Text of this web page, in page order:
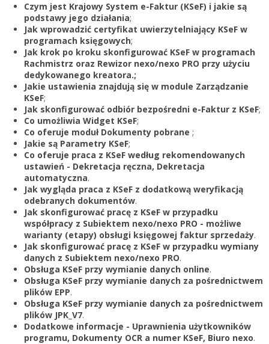
Zarejestruj
Czym jest Krajowy System e-Faktur (KSeF) i jakie są
podstawy jego działania;
Jak wprowadzić certyfikat uwierzytelniający KSeF w
programach księgowych;
Jak krok po kroku skonfigurować KSeF w programach
Rachmistrz oraz Rewizor nexo/nexo PRO przy użyciu
dedykowanego kreatora.;
Jakie ustawienia znajdują się w module Zarządzanie
KSeF;
Jak skonfigurować odbiór bezpośredni e-Faktur z KSeF;
Co umożliwia Widget KSeF;
Co oferuje moduł Dokumenty pobrane ;
Jakie są Parametry KSeF;
Co oferuje praca z KSeF według rekomendowanych
ustawień - Dekretacja ręczna, Dekretacja
automatyczna.
Jak wygląda praca z KSeF z dodatkową weryfikacją
odebranych dokumentów.
Jak skonfigurować pracę z KSeF w przypadku
współpracy z Subiektem nexo/nexo PRO - możliwe
warianty (etapy) obsługi księgowej faktur sprzedaży.
Jak skonfigurować pracę z KSeF w przypadku wymiany
danych z Subiektem nexo/nexo PRO.
Obsługa KSeF przy wymianie danych online.
Obsługa KSeF przy wymianie danych za pośrednictwem
plików EPP.
Obsługa KSeF przy wymianie danych za pośrednictwem
plików JPK_V7.
Dodatkowe informacje - Uprawnienia użytkowników
programu, Dokumenty OCR a numer KSeF, Biuro nexo.